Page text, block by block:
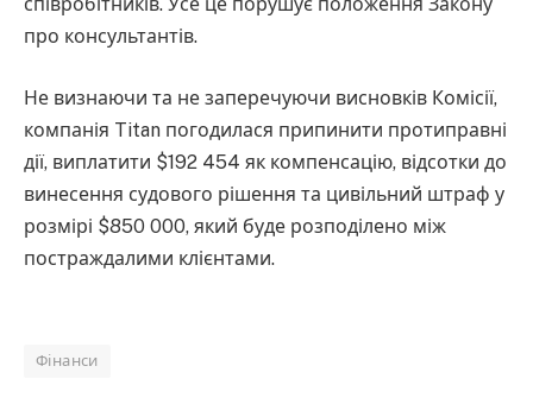
співробітників. Усе це порушує положення Закону
про консультантів.
Не визнаючи та не заперечуючи висновків Комісії,
компанія Titan погодилася припинити протиправні
дії, виплатити $192 454 як компенсацію, відсотки до
винесення судового рішення та цивільний штраф у
розмірі $850 000, який буде розподілено між
постраждалими клієнтами.
Фінанси